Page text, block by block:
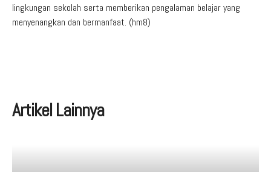
lingkungan sekolah serta memberikan pengalaman belajar yang
menyenangkan dan bermanfaat. (hm8)
Artikel Lainnya